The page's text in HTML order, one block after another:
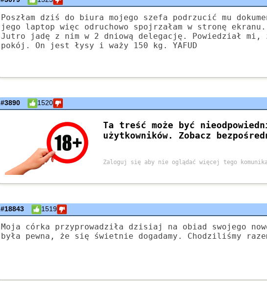
Poszłam dziś do biura mojego szefa podrzucić mu
jego laptop więc odruchowo spojrzałam w stronę
Jutro jadę z nim w 2 dniową delegację. Powiedział
pokój. On jest łysy i waży 150 kg. YAFUD
#3890 1520
#18843 1519
Moja córka przyprowadziła dzisiaj na obiad swojego
była pewna, że się świetnie dogadamy. Chodziliśmy